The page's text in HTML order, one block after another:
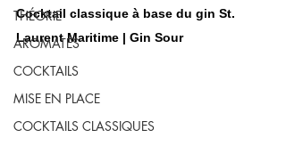
THÉORIE
AROMATES
COCKTAILS
MISE EN PLACE
COCKTAILS CLASSIQUES
Cocktail classique à base du gin St.
Laurent Maritime | Gin Sour